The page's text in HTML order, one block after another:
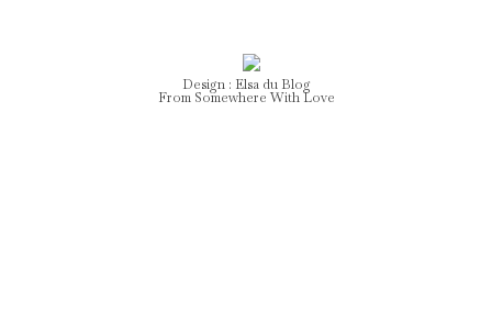
Design : Elsadu Blog
From Somewhere With Love